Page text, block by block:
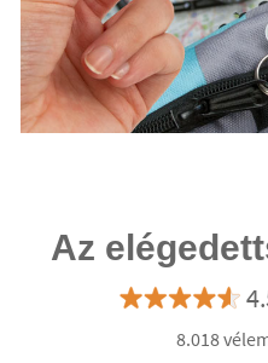
Az
8.018